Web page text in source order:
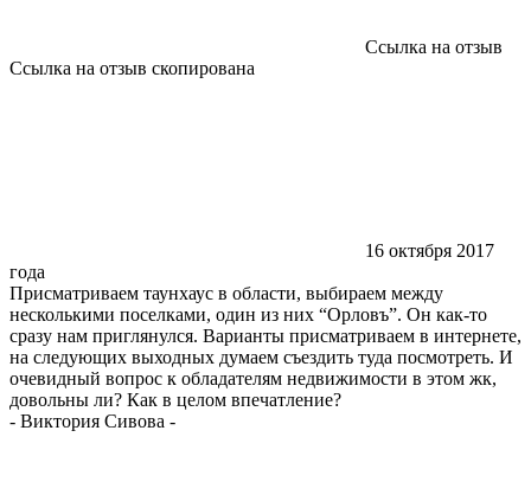
Ссылка на отзыв
Ссылка на отзыв скопирована
16 октября 2017
года
Присматриваем таунхаус в области, выбираем между
несколькими поселками, один из них “Орловъ”. Он как-то
сразу нам приглянулся. Варианты присматриваем в интернете,
на следующих выходных думаем съездить туда посмотреть. И
очевидный вопрос к обладателям недвижимости в этом жк,
довольны ли? Как в целом впечатление?
- Виктория Сивова -